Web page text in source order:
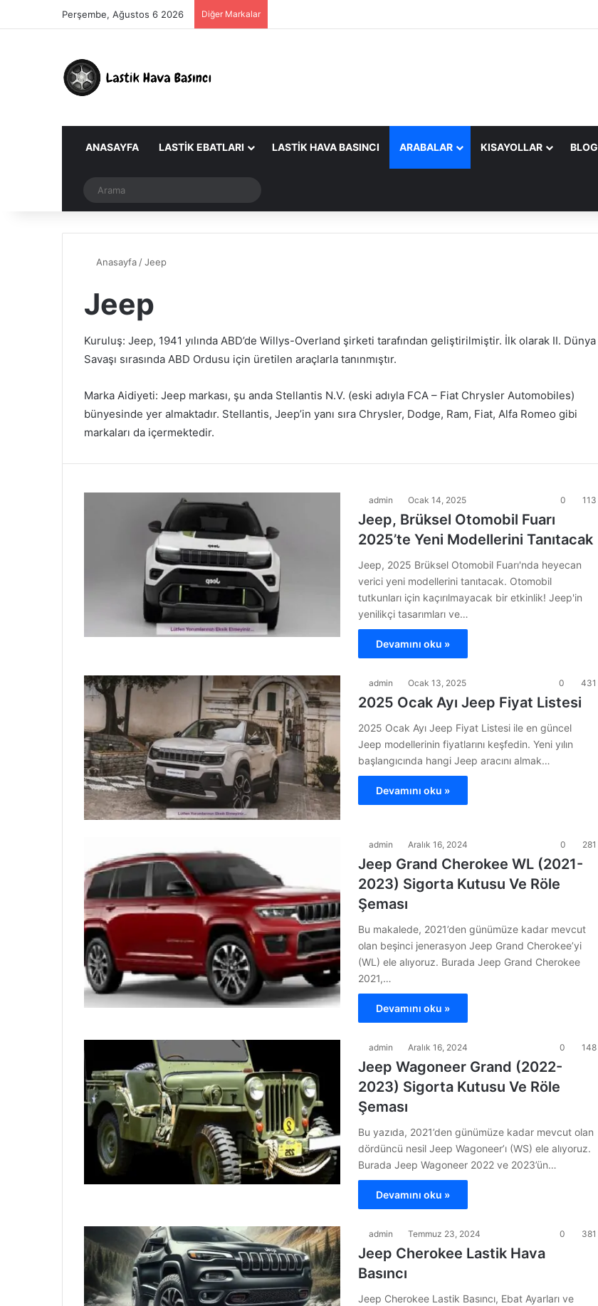
Perşembe, Ağustos 6 2026 Diğer Markalar
ANASAYFA LASTIK EBATLARI LASTIK HAVA BASINCI ARABALAR KISAYOLLAR BLOG
Dış görünümü değiştir
Anasayfa /Jeep
Jeep
Kuruluş: Jeep, 1941 yılında ABD’de Willys-Overland şirketi tarafından geliştirilmiştir. İlk olarak II. Dünya
Savaşı sırasında ABD Ordusu için üretilen araçlarla tanınmıştır.
Marka Aidiyeti: Jeep markası, şu anda Stellantis N.V. (eski adıyla FCA – Fiat Chrysler Automobiles)
bünyesinde yer almaktadır. Stellantis, Jeep’in yanı sıra Chrysler, Dodge, Ram, Fiat, Alfa Romeo gibi
markaları da içermektedir.
admin Ocak 14, 2025 0 113
Jeep, Brüksel Otomobil Fuarı
2025’te Yeni Modellerini Tanıtacak
Jeep, 2025 Brüksel Otomobil Fuarı'nda heyecan
verici yeni modellerini tanıtacak. Otomobil
tutkunları için kaçırılmayacak bir etkinlik! Jeep'in
yenilikçi tasarımları ve…
Devamını oku »
admin Ocak 13, 2025 0 431
2025 Ocak Ayı Jeep Fiyat Listesi
2025 Ocak Ayı Jeep Fiyat Listesi ile en güncel
Jeep modellerinin fiyatlarını keşfedin. Yeni yılın
başlangıcında hangi Jeep aracını almak…
Devamını oku »
admin Aralık 16, 2024 0 281
Jeep Grand Cherokee WL (2021-
2023) Sigorta Kutusu Ve Röle
Şeması
Bu makalede, 2021’den günümüze kadar mevcut
olan beşinci jenerasyon Jeep Grand Cherokee’yi
(WL) ele alıyoruz. Burada Jeep Grand Cherokee
2021,…
Devamını oku »
admin Aralık 16, 2024 0 148
Jeep Wagoneer Grand (2022-
2023) Sigorta Kutusu Ve Röle
Şeması
Bu yazıda, 2021’den günümüze kadar mevcut olan
dördüncü nesil Jeep Wagoneer’ı (WS) ele alıyoruz.
Burada Jeep Wagoneer 2022 ve 2023’ün…
Devamını oku »
admin Temmuz 23, 2024 0 381
Jeep Cherokee Lastik Hava
Basıncı
Jeep Cherokee Lastik Basıncı, Ebat Ayarları ve